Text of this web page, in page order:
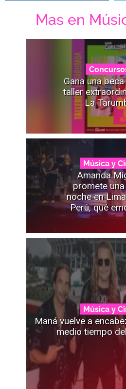
Mas en
Gana una
taller
La
Música y
Amanda
promete
noche en
Perú, qué
Música y
Maná vuelve a
medio tiempo